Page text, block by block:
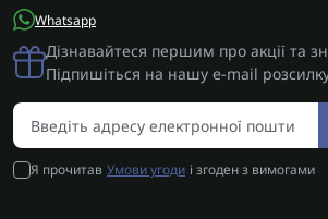
Whatsapp
Дізнавайтеся першим про акції та
Підпишіться на нашу e-mail
Я прочитав Умови угоди і згоден з вимогами